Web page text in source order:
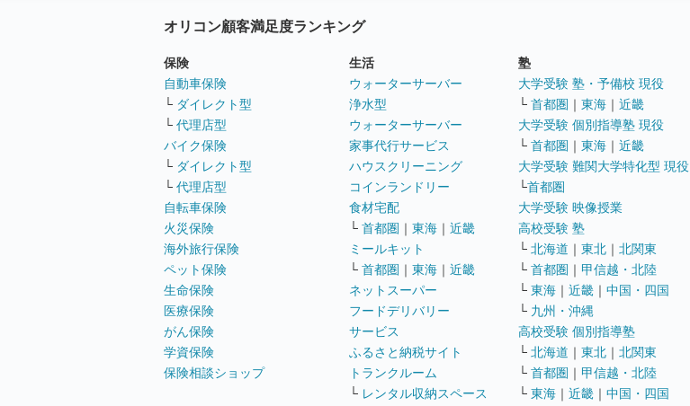
オリコン顧客満足度ランキング
保険
自動車保険
└ ダイレクト型
└ 代理店型
バイク保険
└ ダイレクト型
└ 代理店型
自転車保険
火災保険
海外旅行保険
ペット保険
生命保険
医療保険
がん保険
学資保険
保険相談ショップ
生活
ウォーターサーバー
浄水型
ウォーターサーバー
家事代行サービス
ハウスクリーニング
コインランドリー
食材宅配
└ 首都圏 ｜ 東海 ｜ 近畿
ミールキット
└ 首都圏 ｜ 東海 ｜ 近畿
ネットスーパー
フードデリバリー
サービス
ふるさと納税サイト
トランクルーム
└ レンタル収納スペース
塾
大学受験 塾・予備校 現役
└ 首都圏 ｜ 東海 ｜ 近畿
大学受験 個別指導塾 現役
└ 首都圏 ｜ 東海 ｜ 近畿
大学受験 難関大学特化型 現役
└首都圏
大学受験 映像授業
高校受験 塾
└ 北海道 ｜ 東北 ｜ 北関東
└ 首都圏 ｜ 甲信越・北陸
└ 東海 ｜ 近畿 ｜ 中国・四国
└ 九州・沖縄
高校受験 個別指導塾
└ 北海道 ｜ 東北 ｜ 北関東
└ 首都圏 ｜ 甲信越・北陸
└ 東海 ｜ 近畿 ｜ 中国・四国